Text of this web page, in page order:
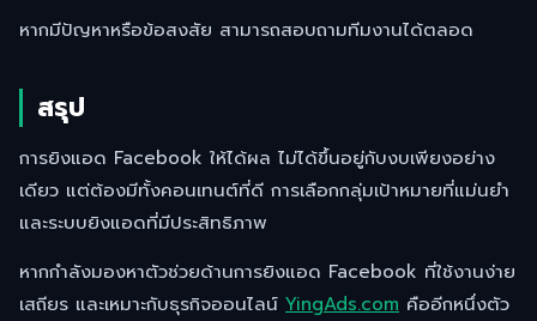
หากมีปัญหาหรือข้อสงสัย สามารถสอบถามทีมงานได้ตลอด
สรุป
การยิงแอด Facebook ให้ได้ผล ไม่ได้ขึ้นอยู่กับงบเพียงอย่าง
เดียว แต่ต้องมีทั้งคอนเทนต์ที่ดี การเลือกกลุ่มเป้าหมายที่แม่นยำ
และระบบยิงแอดที่มีประสิทธิภาพ
หากกำลังมองหาตัวช่วยด้านการยิงแอด Facebook ที่ใช้งานง่าย
เสถียร และเหมาะกับธุรกิจออนไลน์ YingAds.com คืออีกหนึ่งตัว